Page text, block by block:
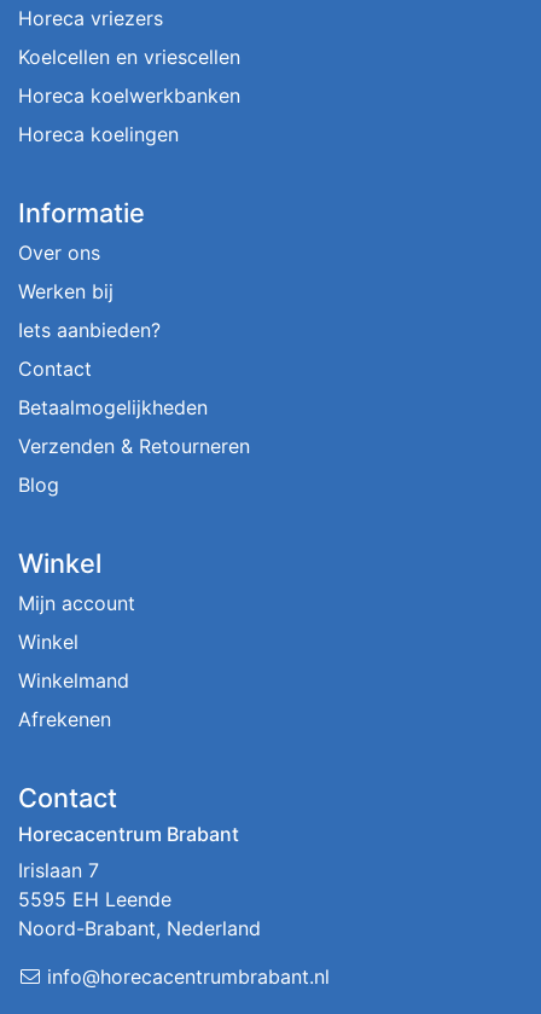
Horeca vriezers
Koelcellen en vriescellen
Horeca koelwerkbanken
Horeca koelingen
Informatie
Over ons
Werken bij
Iets aanbieden?
Contact
Betaalmogelijkheden
Verzenden & Retourneren
Blog
Winkel
Mijn account
Winkel
Winkelmand
Afrekenen
Contact
Horecacentrum Brabant
Irislaan 7
5595 EH Leende
Noord-Brabant, Nederland
info@horecacentrumbrabant.nl